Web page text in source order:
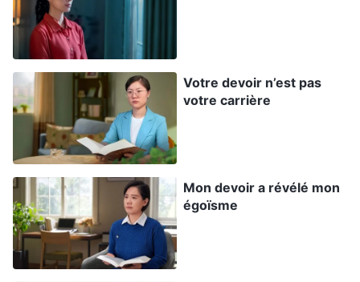
décision était prise, je ne pouvais que me
soumettre. Je ne pouvais que me consoler ainsi :
« Je n’aurai qu’à trouver une autre personne
appropriée au sein de l’Église. Au moins, Li Lin
prend encore en charge le travail dans l’autre
groupe. Je n’aurai qu’à en faire un peu plus de
mon côté. Cela ne retardera probablement pas
trop l’avancement du travail. »
Plus tard, trois nouveaux membres ont été
transférés dans notre groupe. Au bout d’un mois,
Votre devoir n’est pas
votre carrière
Mon devoir a révélé mon
égoïsme